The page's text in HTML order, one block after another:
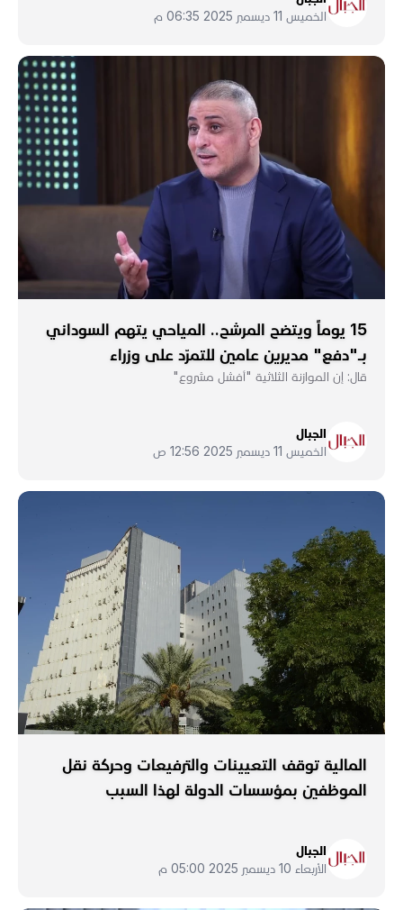
الخميس 11 ديسمبر 2025 06:35 م
15 يوماً ويتضح المرشح.. المياحي يتهم السوداني
بـ"دفع" مديرين عامين للتمرّد على وزراء
قال: إن الموازنة الثلاثية "أفشل مشروع"
الجبال
الخميس 11 ديسمبر 2025 12:56 ص
المالية توقف التعيينات والترفيعات وحركة نقل
الموظفين بمؤسسات الدولة لهذا السبب
الجبال
الأربعاء 10 ديسمبر 2025 05:00 م